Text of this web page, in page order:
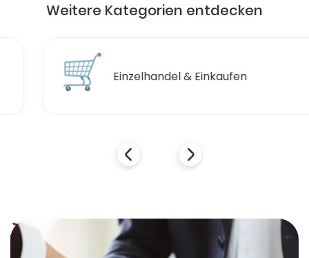
Weitere Kategorien entdecken
🛒 Einzelhandel & Einkaufen